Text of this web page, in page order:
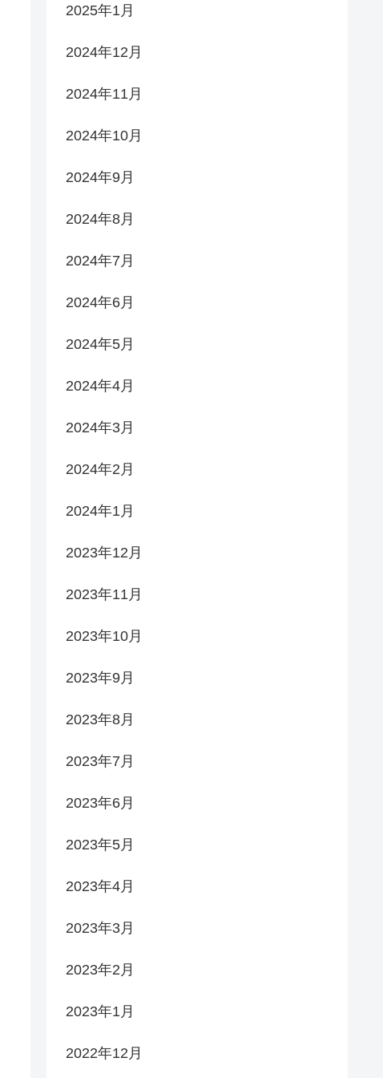
2025年1月
2024年12月
2024年11月
2024年10月
2024年9月
2024年8月
2024年7月
2024年6月
2024年5月
2024年4月
2024年3月
2024年2月
2024年1月
2023年12月
2023年11月
2023年10月
2023年9月
2023年8月
2023年7月
2023年6月
2023年5月
2023年4月
2023年3月
2023年2月
2023年1月
2022年12月